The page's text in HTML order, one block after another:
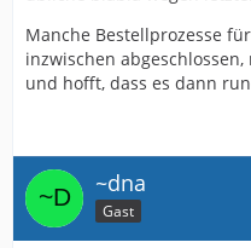
Manche Bestellprozesse
inzwischen
und hofft, dass es dann
~dna
Gast